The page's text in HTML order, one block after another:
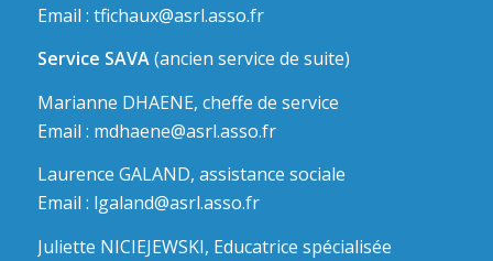
Email : tfichaux@asrl.asso.fr
Service SAVA(ancien service de suite)
Marianne DHAENE, cheffe de service
Email : mdhaene@asrl.asso.fr
Laurence GALAND, assistance sociale
Email : lgaland@asrl.asso.fr
Juliette NICIEJEWSKI, Educatrice spécialisée